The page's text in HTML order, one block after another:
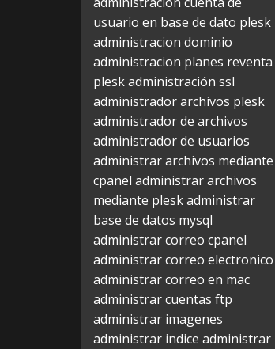
usuario en base de dato plesk
administracion dominio
administracion planes reventa
pleskadministración ssl
administrador archivos plesk
administrador de archivos
administrador de usuarios
administrar archivos mediante
cpanel administrar archivos
mediante pleskadministrar
base de datos mysql
administrar correo cpanel
administrar correo electronico
administrar correo en mac
administrar cuentas ftp
administrar imagenes
administrar indice administrar